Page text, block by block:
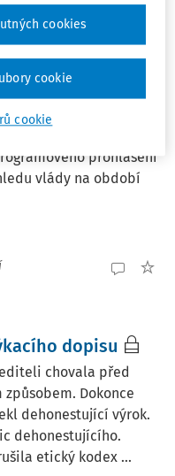
Kde se můžeme
patří mezi
prohlášení
vlády na období
dopisu
chovala před
Dokonce
dehonestující výrok.
dehonestujícího.
etický kodex ...
cookie
cookies
cookie